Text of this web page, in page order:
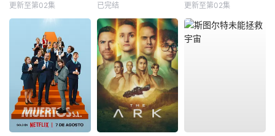
更新至第02集 已完结 更新至第02集